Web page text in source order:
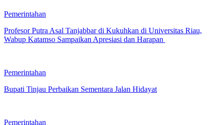
Pemerintahan
Profesor Putra Asal Tanjabbar di Kukuhkan di Universitas Riau,
Wabup Katamso Sampaikan Apresiasi dan Harapan
Pemerintahan
Bupati Tinjau Perbaikan Sementara Jalan Hidayat
Pemerintahan